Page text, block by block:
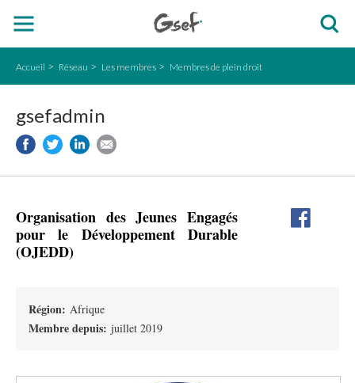
Accueil Réseau Les membres Membres de plein droit
gsefadmin
Organisation des Jeunes Engagés
pour le Développement Durable
(OJEDD)
Région: Afrique
Membre depuis: juillet 2019